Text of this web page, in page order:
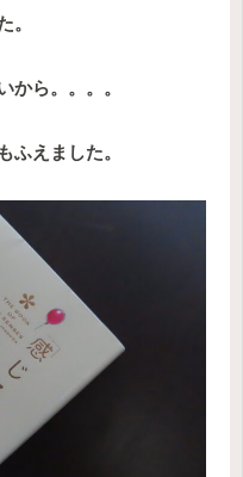
。
から。。。。
ふえました。